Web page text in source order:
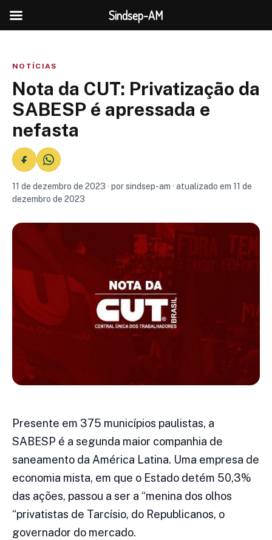
NOTÍCIAS
Nota da CUT: Privatização da
SABESP é apressada e
nefasta
11 de dezembro de 2023 · por sindsep-am · atualizado em 11 de
dezembro de 2023
Presente em 375 municípios paulistas, a
SABESP é a segunda maior companhia de
saneamento da América Latina. Uma empresa de
economia mista, em que o Estado detém 50,3%
das ações, passou a ser a “menina dos olhos
“privatistas de Tarcísio, do Republicanos, o
governador do mercado.
Sindsep-AM